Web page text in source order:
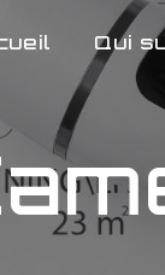
Qui